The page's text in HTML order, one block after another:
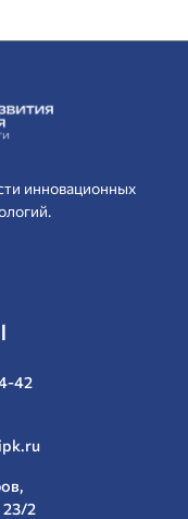
инновационных
42
23/2